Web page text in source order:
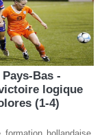
Bas -
logique
(1-4)